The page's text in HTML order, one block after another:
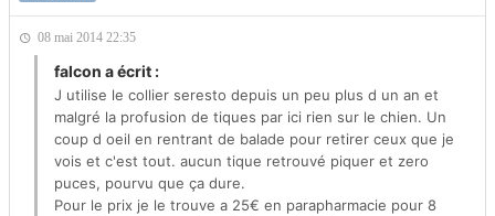
08 mai 2014 22:35
falcon a écrit :
J utilise le collier seresto depuis un peu plus d un an et
malgré la profusion de tiques par ici rien sur le chien. Un
coup d oeil en rentrant de balade pour retirer ceux que je
vois et c'est tout. aucun tique retrouvé piquer et zero
puces, pourvu que ça dure.
Pour le prix je le trouve a 25€ en parapharmacie pour 8